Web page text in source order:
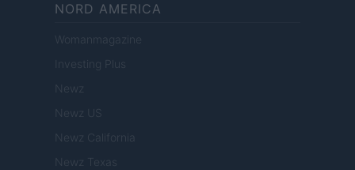
NORD AMERICA
Womanmagazine
Investing Plus
Newz
Newz US
Newz California
Newz Texas